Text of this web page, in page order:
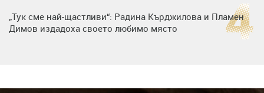
„Тук сме най-щастливи“: Радина Кърджилова и Пламен
Димов издадоха своето любимо място